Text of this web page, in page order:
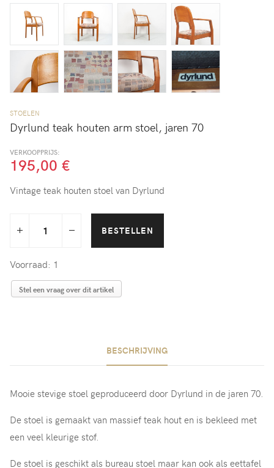
STOELEN
Dyrlund teak houten arm stoel, jaren 70
VERKOOPPRIJS:
195,00 €
Vintage teak houten stoel van Dyrlund
Voorraad: 1
Stel een vraag over dit artikel
BESCHRIJVING
Mooie stevige stoel geproduceerd door Dyrlund in de jaren 70.
De stoel is gemaakt van massief teak hout en is bekleed met
een veel kleurige stof.
De stoel is geschikt als bureau stoel maar kan ook als eettafel